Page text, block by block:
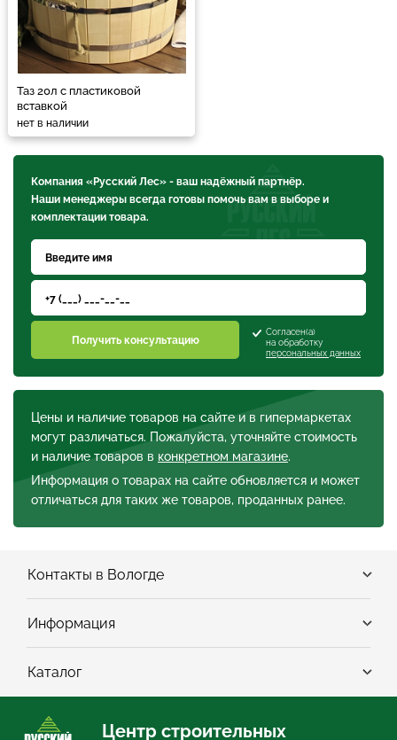
Таз 20л с пластиковой
вставкой
нет в наличии
Цены и наличие товаров на сайте и в гипермаркетах
могут различаться. Пожалуйста, уточняйте стоимость
и наличие товаров в конкретном магазине.
Информация о товарах на сайте обновляется и может
отличаться для таких же товаров, проданных ранее.
Компания «Русский Лес» - ваш надёжный партнёр.
Наши менеджеры всегда готовы помочь вам в выборе и
комплектации товара.
Получить консультацию
Согласен(а)
на обработку
персональных данных
Контакты в Вологде
Информация
Каталог
Центр строительных